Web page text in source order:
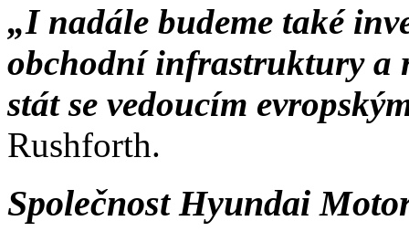
„I nadále budeme také
obchodní infrastruktury a
stát se vedoucím
Rushforth.
Společnost Hyundai